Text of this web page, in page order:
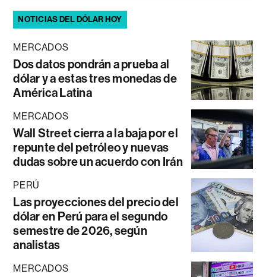
NOTICIAS DEL DÓLAR HOY
MERCADOS
Dos datos pondrán a prueba al
dólar y a estas tres monedas de
América Latina
MERCADOS
Wall Street cierra a la baja por el
repunte del petróleo y nuevas
dudas sobre un acuerdo con Irán
PERÚ
Las proyecciones del precio del
dólar en Perú para el segundo
semestre de 2026, según
analistas
MERCADOS